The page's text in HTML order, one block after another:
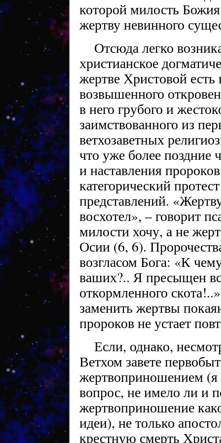
которой милость
жертву невинного
Отсюда легко
христианское
жертве Христовой
возвышенного
в него грубого и
заимствованного из
ветхозаветных
что уже более поздние
и наставления
категорический
представлений.
восхотел», – говорит
милости хочу, а не
Осии (6, 6).
возгласом Бога: «К
ваших?.. Я пресыщен
откормленного
заменить жертвы
пророков не устает
Если, однако,
Ветхом завете
жертвоприношением (я
вопрос, не имело ли и
жертвоприношение
идеи), не только
крестную смерть